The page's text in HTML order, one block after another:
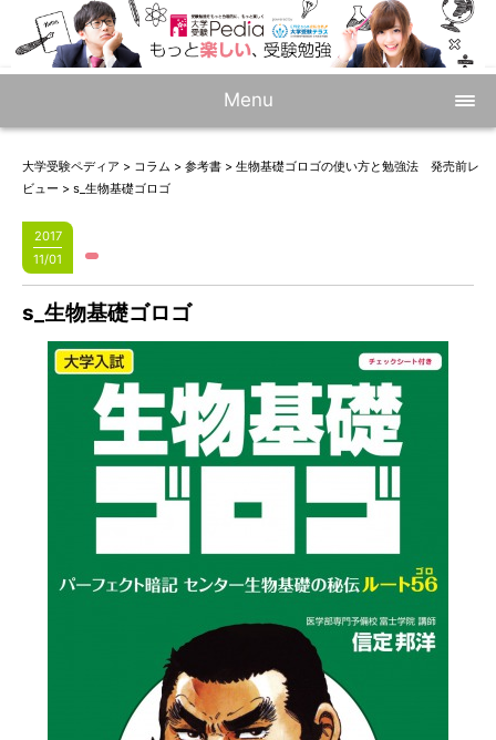
Menu
大学受験ペディア > コラム > 参考書 > 生物基礎ゴロゴの使い方と勉強法 発売前レ
ビュー > s_生物基礎ゴロゴ
2017
11/01
s_生物基礎ゴロゴ